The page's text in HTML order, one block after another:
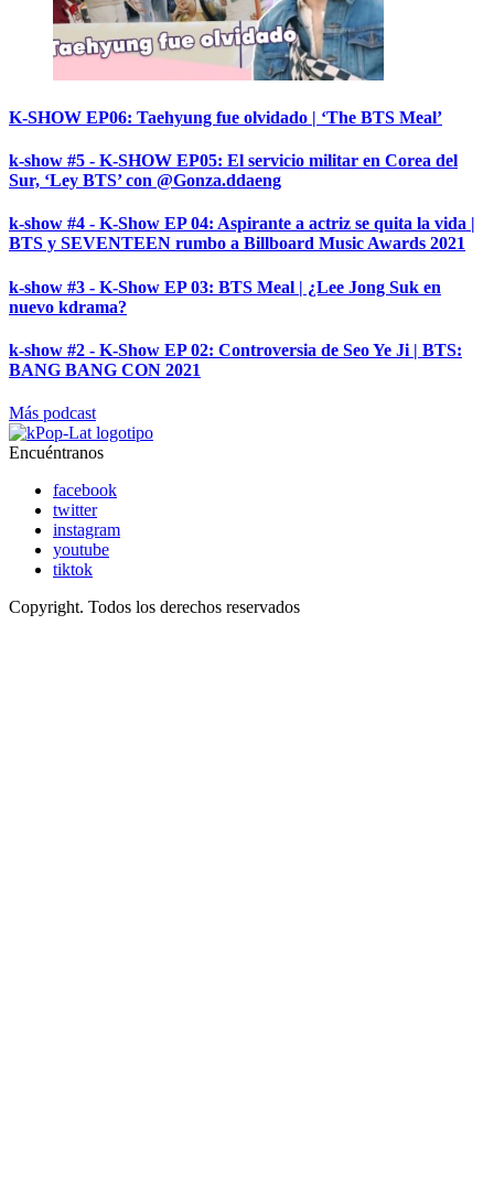
K-SHOW EP06: Taehyung fue olvidado | ‘The BTS Meal’
k-show #5 - K-SHOW EP05: El servicio militar en Corea del
Sur, ‘Ley BTS’ con @Gonza.ddaeng
k-show #4 - K-Show EP 04: Aspirante a actriz se quita la vida |
BTS y SEVENTEEN rumbo a Billboard Music Awards 2021
k-show #3 - K-Show EP 03: BTS Meal | ¿Lee Jong Suk en
nuevo kdrama?
k-show #2 - K-Show EP 02: Controversia de Seo Ye Ji | BTS:
BANG BANG CON 2021
Más podcast
Encuéntranos
facebook
twitter
instagram
youtube
tiktok
Copyright. Todos los derechos reservados